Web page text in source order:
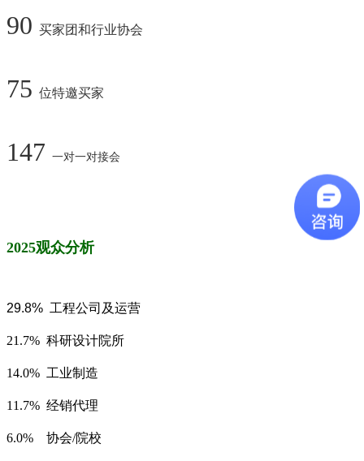
90 买家团和行业协会
75 位特邀买家
147 一对一对接会
2025观众分析
29.8% 工程公司及运营
21.7% 科研设计院所
14.0% 工业制造
11.7% 经销代理
6.0% 协会/院校